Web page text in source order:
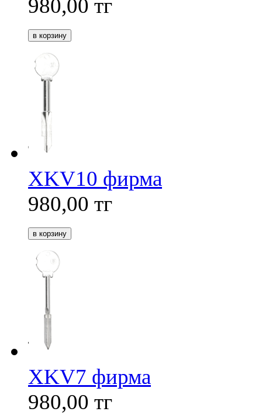
980,00 тг
XKV10 фирма
980,00 тг
XKV7 фирма
980,00 тг